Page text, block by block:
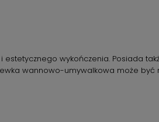
wykończenia. Posiada
wannowo-umywalkowa może być